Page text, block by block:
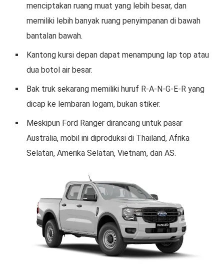
menciptakan ruang muat yang lebih besar, dan
memiliki lebih banyak ruang penyimpanan di bawah
bantalan bawah.
Kantong kursi depan dapat menampung lap top atau
dua botol air besar.
Bak truk sekarang memiliki huruf R-A-N-G-E-R yang
dicap ke lembaran logam, bukan stiker.
Meskipun Ford Ranger dirancang untuk pasar
Australia, mobil ini diproduksi di Thailand, Afrika
Selatan, Amerika Selatan, Vietnam, dan AS.